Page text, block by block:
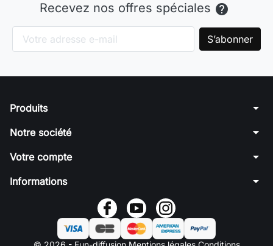
Recevez nos offres spéciales 
Produits arrow_drop_down
Notre société arrow_drop_down
Votre compte arrow_drop_down
Informations arrow_drop_down